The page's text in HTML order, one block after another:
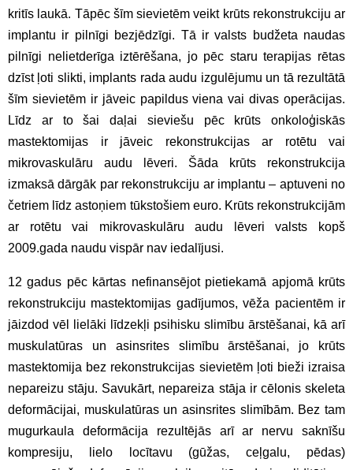
kritīs laukā. Tāpēc šīm sievietēm veikt krūts rekonstrukciju ar
implantu ir pilnīgi bezjēdzīgi. Tā ir valsts budžeta naudas
pilnīgi nelietderīga iztērēšana, jo pēc staru terapijas rētas
dzīst ļoti slikti, implants rada audu izgulējumu un tā rezultātā
šīm sievietēm ir jāveic papildus viena vai divas operācijas.
Līdz ar to šai daļai sieviešu pēc krūts onkoloģiskās
mastektomijas ir jāveic rekonstrukcijas ar rotētu vai
mikrovaskulāru audu lēveri. Šāda krūts rekonstrukcija
izmaksā dārgāk par rekonstrukciju ar implantu – aptuveni no
četriem līdz astoņiem tūkstošiem euro. Krūts rekonstrukcijām
ar rotētu vai mikrovaskulāru audu lēveri valsts kopš
2009.gada naudu vispār nav iedalījusi.
12 gadus pēc kārtas nefinansējot pietiekamā apjomā krūts
rekonstrukciju mastektomijas gadījumos, vēža pacientēm ir
jāizdod vēl lielāki līdzekļi psihisku slimību ārstēšanai, kā arī
muskulatūras un asinsrites slimību ārstēšanai, jo krūts
mastektomija bez rekonstrukcijas sievietēm ļoti bieži izraisa
nepareizu stāju. Savukārt, nepareiza stāja ir cēlonis skeleta
deformācijai, muskulatūras un asinsrites slimībām. Bez tam
mugurkaula deformācija rezultējās arī ar nervu saknīšu
kompresiju, lielo locītavu (gūžas, ceļgalu, pēdas)